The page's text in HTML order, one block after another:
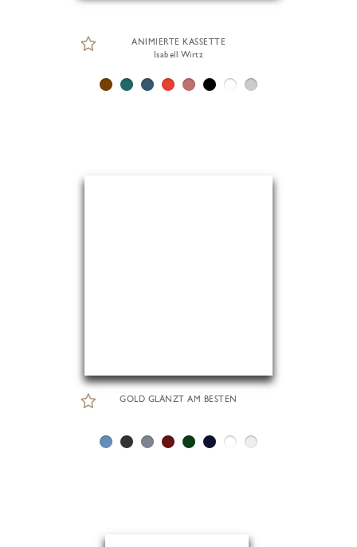
ANIMIERTE KASSETTE
Isabell Wirtz
GOLD GLÄNZT AM BESTEN